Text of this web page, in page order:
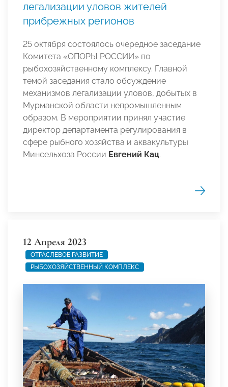
легализации уловов жителей
прибрежных регионов
25 октября состоялось очередное заседание
Комитета «ОПОРЫ РОССИИ» по
рыбохозяйственному комплексу. Главной
темой заседания стало обсуждение
механизмов легализации уловов, добытых в
Мурманской области непромышленным
образом. В мероприятии принял участие
директор департамента регулирования в
сфере рыбного хозяйства и аквакультуры
Минсельхоза России Евгений Кац.
12 Апреля 2023
ОТРАСЛЕВОЕ РАЗВИТИЕ
РЫБОХОЗЯЙСТВЕННЫЙ КОМПЛЕКС